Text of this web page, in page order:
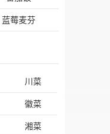
蓝莓麦芬
川菜
徽菜
湘菜